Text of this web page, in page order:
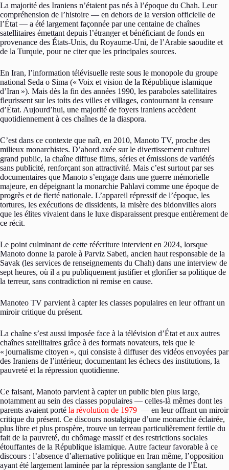
La majorité des Iraniens n’étaient pas nés à l’époque du Chah. Leur
compréhension de l’histoire — en dehors de la version officielle de
l’État — a été largement façonnée par une centaine de chaînes
satellitaires émettant depuis l’étranger et bénéficiant de fonds en
provenance des États-Unis, du Royaume-Uni, de l’Arabie saoudite et
de la Turquie, pour ne citer que les principales sources.
En Iran, l’information télévisuelle reste sous le monopole du groupe
national Seda o Sima (« Voix et vision de la République islamique
d’Iran »). Mais dès la fin des années 1990, les paraboles satellitaires
fleurissent sur les toits des villes et villages, contournant la censure
d’État. Aujourd’hui, une majorité de foyers iraniens accèdent
quotidiennement à ces chaînes de la diaspora.
C’est dans ce contexte que naît, en 2010, Manoto TV, proche des
milieux monarchistes. D’abord axée sur le divertissement culturel
grand public, la chaîne diffuse films, séries et émissions de variétés
sans publicité, renforçant son attractivité. Mais c’est surtout par ses
documentaires que Manoto s’engage dans une guerre mémorielle
majeure, en dépeignant la monarchie Pahlavi comme une époque de
progrès et de fierté nationale. L’appareil répressif de l’époque, les
tortures, les exécutions de dissidents, la misère des bidonvilles alors
que les élites vivaient dans le luxe disparaissent presque entièrement de
ce récit.
Le point culminant de cette réécriture intervient en 2024, lorsque
Manoto donne la parole à Parviz Sabeti, ancien haut responsable de la
Savak (les services de renseignements du Chah) dans une interview de
sept heures, où il a pu publiquement justifier et glorifier sa politique de
la terreur, sans contradiction ni remise en cause.
Manoteo TV parvient à capter les classes populaires en leur offrant un
miroir critique du présent.
La chaîne s’est aussi imposée face à la télévision d’État et aux autres
chaînes satellitaires grâce à des formats novateurs, tels que le
« journalisme citoyen », qui consiste à diffuser des vidéos envoyées par
des Iraniens de l’intérieur, documentant les échecs des institutions, la
pauvreté et la répression quotidienne.
Ce faisant, Manoto parvient à capter un public bien plus large,
notamment au sein des classes populaires — celles-là mêmes dont les
parents avaient porté la révolution de 1979 — en leur offrant un miroir
critique du présent. Ce discours nostalgique d’une monarchie éclairée,
plus libre et plus prospère, trouve un terreau particulièrement fertile du
fait de la pauvreté, du chômage massif et des restrictions sociales
étouffantes de la République islamique. Autre facteur favorable à ce
discours : l’absence d’alternative politique en Iran même, l’opposition
ayant été largement laminée par la répression sanglante de l’État.